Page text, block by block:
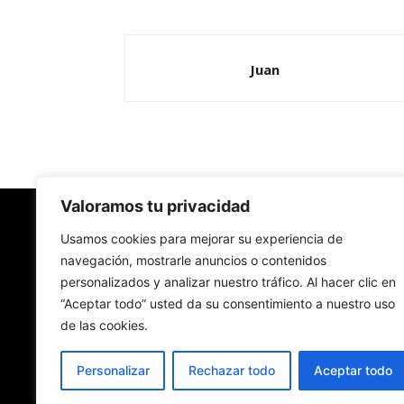
Valoramos tu privacidad
Usamos cookies para mejorar su experiencia de
navegación, mostrarle anuncios o contenidos
personalizados y analizar nuestro tráfico. Al hacer clic en
“Aceptar todo” usted da su consentimiento a nuestro uso
de las cookies.
Personalizar Rechazar todo Aceptar todo
Juan
Redes Cristianas
Una mirada alternativa sobre la Iglesia católica
- Colectivos de Redes Cristianas